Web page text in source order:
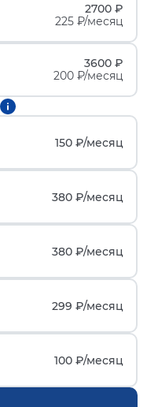
2700 ₽
225 ₽/месяц
3600 ₽
200 ₽/месяц
150 ₽/месяц
380 ₽/месяц
380 ₽/месяц
299 ₽/месяц
100 ₽/месяц